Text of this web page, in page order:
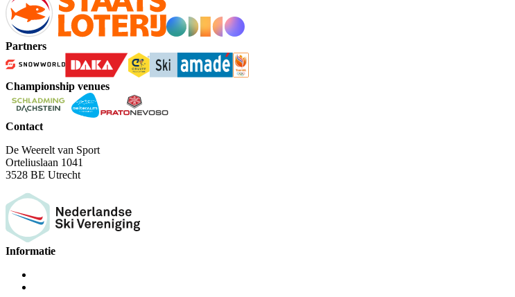
Partners
Championship venues
Contact
De Weerelt van Sport
Orteliuslaan 1041
3528 BE Utrecht
Informatie